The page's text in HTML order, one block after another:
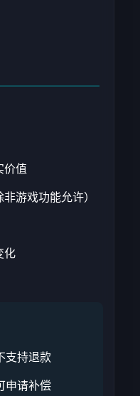
价值
游戏功能允许）
化
支持退款
申请补偿